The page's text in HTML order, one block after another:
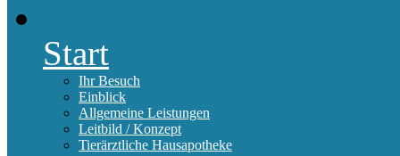
Start
Ihr Besuch
Einblick
Allgemeine Leistungen
Leitbild / Konzept
Tierärztliche Hausapotheke